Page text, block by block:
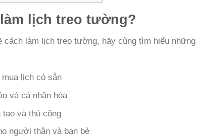
lịch treo tường?
làm lịch treo tường, hãy cùng tìm hiểu
lịch có sẵn
và cá nhân hóa
tạo và thủ công
người thân và bạn bè